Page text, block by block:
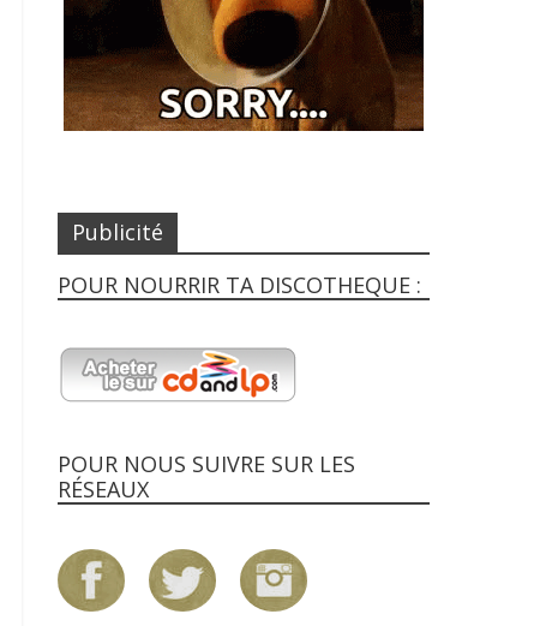
Publicité
POUR NOURRIR TA DISCOTHEQUE :
POUR NOUS SUIVRE SUR LES
RÉSEAUX